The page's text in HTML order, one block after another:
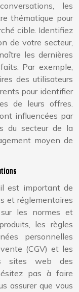
les
thématique pour
cible. Identifiez
de votre secteur,
les dernières
Par exemple,
des utilisateurs
pour identifier
de leurs offres.
influencées par
du secteur de la
moyen de
est important de
et réglementaires
les normes et
les règles
personnelles
(CGV) et les
sites web des
pas à faire
assurer que vous